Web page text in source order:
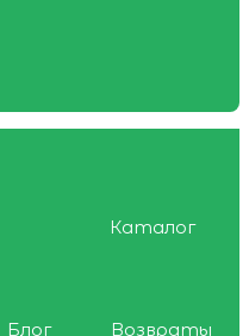
Каталог
Блог
Возвраты